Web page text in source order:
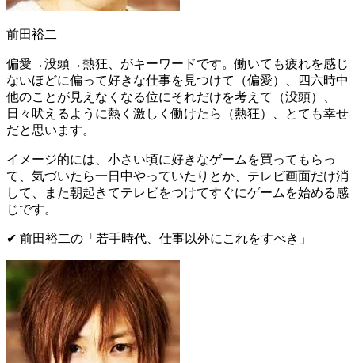
前田裕二
偏愛→没頭→熱狂、がキーワードです。働いても疲れを感じ
ないほどに偏って好きな仕事を見つけて（偏愛）、四六時中
他のことが見えなくなる位にそれだけを考えて（没頭）、
日々吠えるように熱く激しく働けたら（熱狂）、とても幸せ
だと思います。
イメージ的には、小さい頃に好きなゲームを買ってもらっ
て、気づいたら一日中やっていたり とか、テレビ画面だけ消
して、また朝起きてテレビをつけてすぐにゲームを始める感
じです。
✔︎ 前田裕二の 「 若手時代、仕事以外にこれをすべき 」